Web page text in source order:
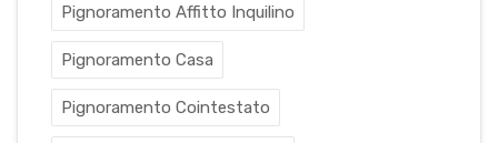
Pignoramento Affitto Inquilino
Pignoramento Casa
Pignoramento Cointestato